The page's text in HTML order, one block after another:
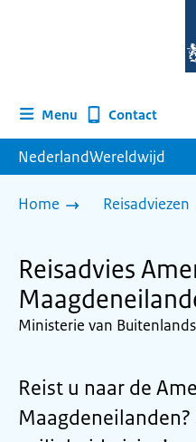
Menu Contact
NederlandWereldwijd
Home Reisadviezen
Reisadvies
Ministerie van
Reist u naar de
Maagdeneilanden?